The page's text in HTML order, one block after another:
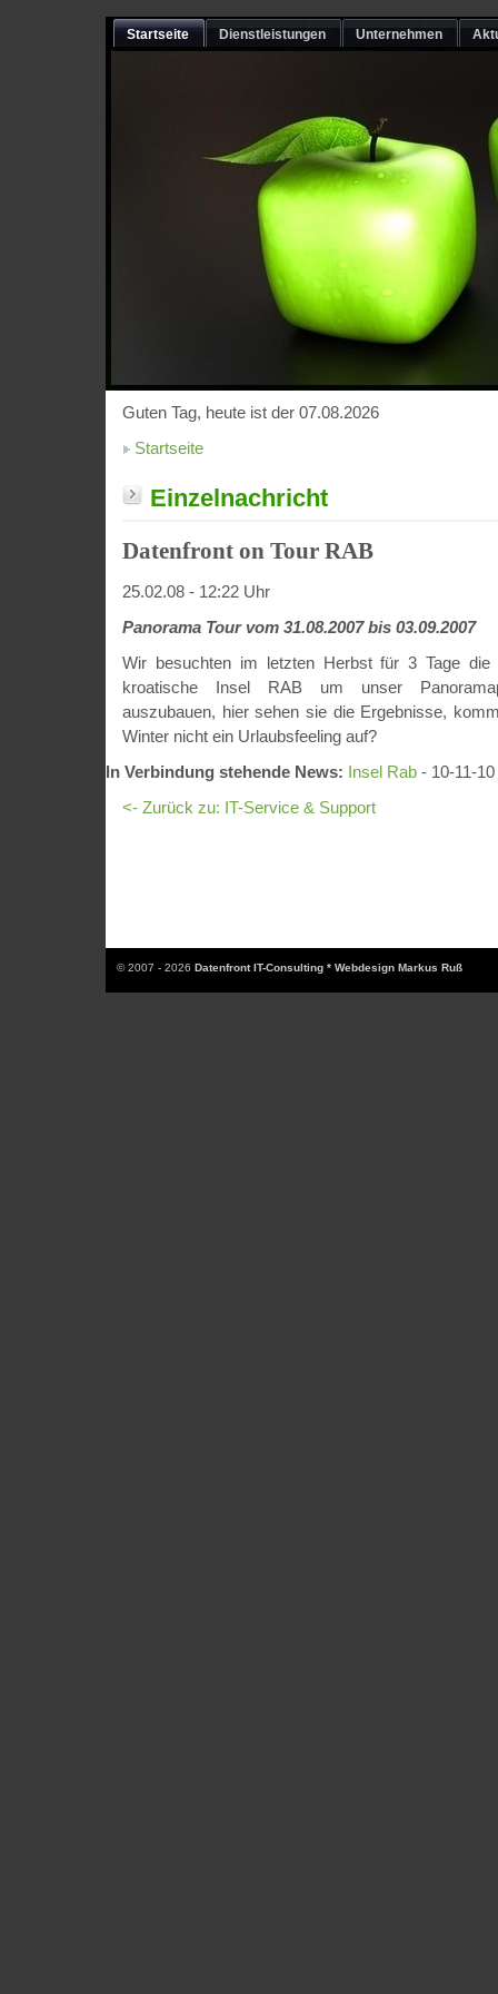
Startseite Dienstleistungen Unternehmen
Guten Tag, heute ist der 07.08.2026
Startseite
Einzelnachricht
Datenfront on Tour RAB
25.02.08 - 12:22 Uhr
Panorama Tour vom 31.08.2007 bis 03.09.2007
Wir besuchten im letzten Herbst für 3 Tage die
kroatische Insel RAB um unser
auszubauen, hier sehen sie die Ergebnisse,
Winter nicht ein Urlaubsfeeling auf?
In Verbindung stehende News: Insel Rab - 10-11-
<- Zurück zu: IT-Service & Support
© 2007 - 2026 Datenfront IT-Consulting * Webdesign Markus Ruß